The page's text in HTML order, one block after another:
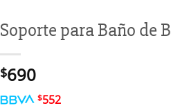
Soporte para Baño de
$690
$552